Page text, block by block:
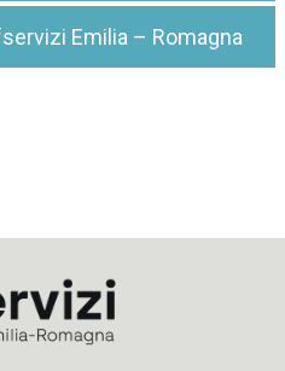
Emilia – Romagna